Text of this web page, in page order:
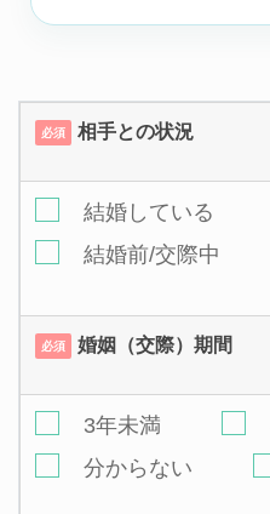
必須 相手との状況
結婚している
結婚前/交際中
必須 婚姻（交際）期間
3年未満
分からない